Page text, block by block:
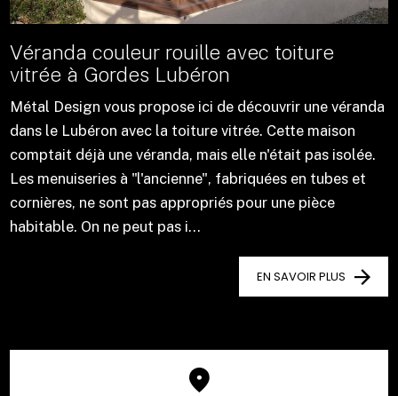
Véranda couleur rouille avec toiture
vitrée à Gordes Lubéron
Métal Design vous propose ici de découvrir une véranda
dans le Lubéron avec la toiture vitrée. Cette maison
comptait déjà une véranda, mais elle n'était pas isolée.
Les menuiseries à "l'ancienne", fabriquées en tubes et
cornières, ne sont pas appropriés pour une pièce
habitable. On ne peut pas i...
EN SAVOIR PLUS